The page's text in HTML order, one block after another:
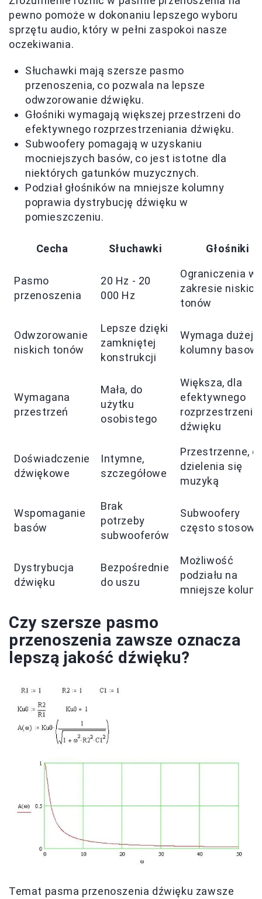
pewno pomoże w dokonaniu lepszego wyboru
sprzętu audio, który w pełni zaspokoi nasze
oczekiwania.
Słuchawki mają szersze pasmo
przenoszenia, co pozwala na lepsze
odwzorowanie dźwięku.
Głośniki wymagają większej przestrzeni do
efektywnego rozprzestrzeniania dźwięku.
Subwoofery pomagają w uzyskaniu
mocniejszych basów, co jest istotne dla
niektórych gatunków muzycznych.
Podział głośników na mniejsze kolumny
poprawia dystrybucję dźwięku w
pomieszczeniu.
Cecha Słuchawki Głośniki
Pasmo
przenoszenia
20 Hz - 20
000 Hz
Ograniczenia w
zakresie niskich
tonów
Odwzorowanie
niskich tonów
Lepsze dzięki
zamkniętej
konstrukcji
Wymaga dużej
kolumny
Wymagana
przestrzeń
Mała, do
użytku
osobistego
Większa, dla
efektywnego
dźwięku
Doświadczenie
dźwiękowe
Intymne,
szczegółowe
Przestrzenne,
dzielenia się
muzyką
Wspomaganie
basów
Brak
potrzeby
subwooferów
Subwoofery
często
Dystrybucja
dźwięku
Bezpośrednie
do uszu
Możliwość
podziału na
mniejsze
Czy szersze pasmo
przenoszenia zawsze oznacza
lepszą jakość dźwięku?
Temat pasma przenoszenia dźwięku zawsze